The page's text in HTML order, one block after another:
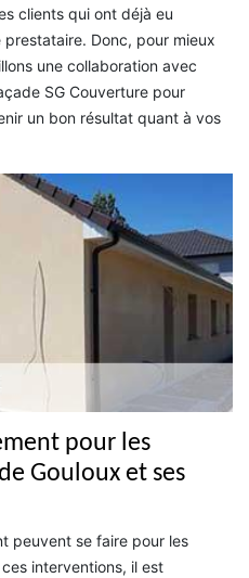
clients qui ont déjà eu
prestataire. Donc, pour mieux
une collaboration avec
SG Couverture pour
un bon résultat quant à vos
pour les
Gouloux et ses
peuvent se faire pour les
interventions, il est